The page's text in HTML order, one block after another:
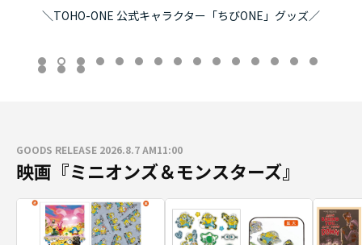
＼TOHO-ONE 公式キャラクター「ちびONE」グッズ／
GOODS RELEASE 2026.8.7 AM11:00
映画『ミニオンズ＆モンスターズ』